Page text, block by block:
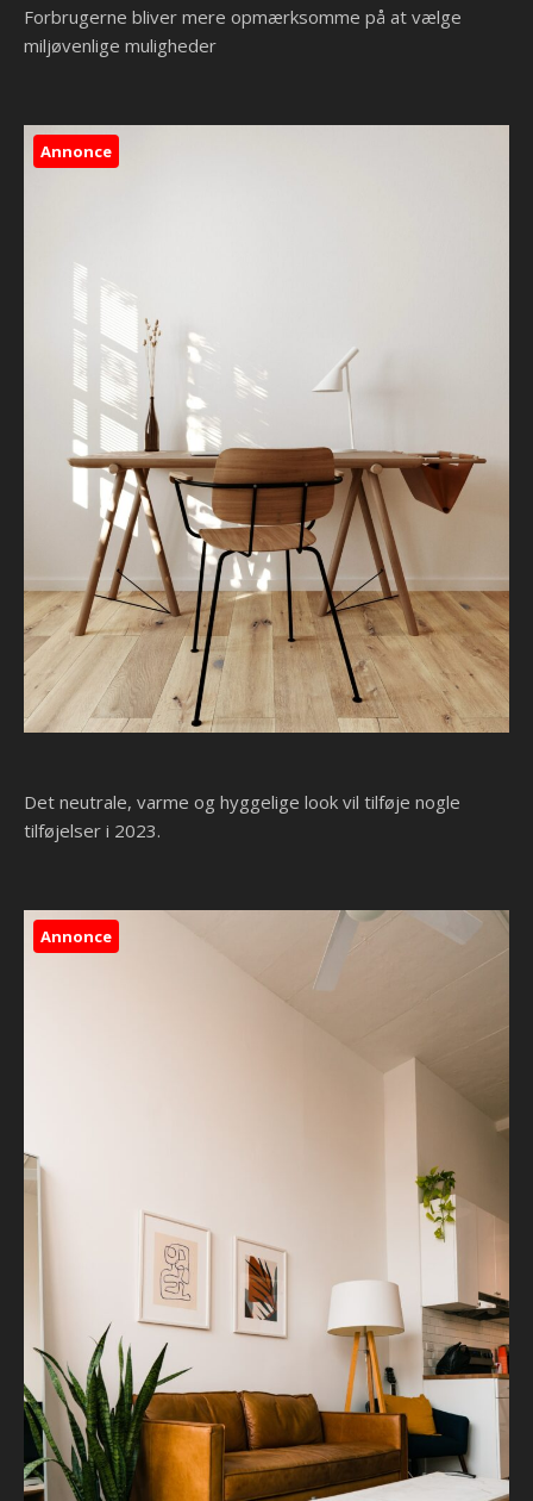
Forbrugerne bliver mere opmærksomme på at vælge
miljøvenlige muligheder
Annonce
Det neutrale, varme og hyggelige look vil tilføje nogle
tilføjelser i 2023.
Annonce